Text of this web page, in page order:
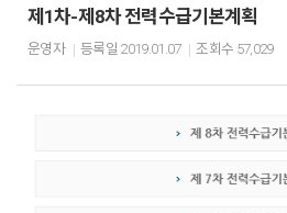
제1차-제8차 전력수급기본계획
운영자 등록일 2019.01.07 조회수 57,029